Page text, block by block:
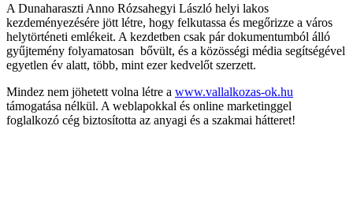
A Dunaharaszti Anno Rózsahegyi László helyi lakos
kezdeményezésére jött létre, hogy felkutassa és megőrizze a város
helytörténeti emlékeit. A kezdetben csak pár dokumentumból álló
gyűjtemény folyamatosan bővült, és a közösségi média segítségével
egyetlen év alatt, több, mint ezer kedvelőt szerzett.
Mindez nem jöhetett volna létre a www.vallalkozas-ok.hu
támogatása nélkül. A weblapokkal és online marketinggel
foglalkozó cég biztosította az anyagi és a szakmai hátteret!